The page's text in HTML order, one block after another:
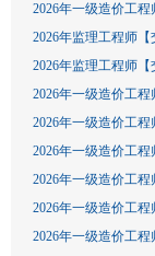
2026年一级造价工程
2026年监理工程师【
2026年监理工程师
2026年一级造价工
2026年一级造价工
2026年一级造价工
2026年一级造价工
2026年一级造价工
2026年一级造价工